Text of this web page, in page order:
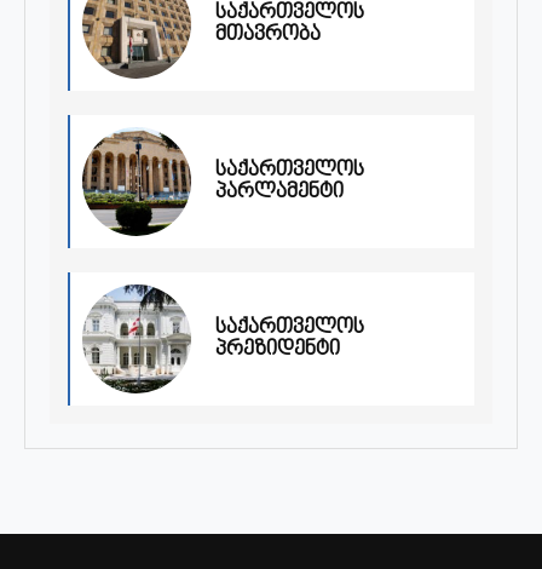
საქართველოს
მთავრობა
საქართველოს
პარლამენტი
საქართველოს
პრეზიდენტი